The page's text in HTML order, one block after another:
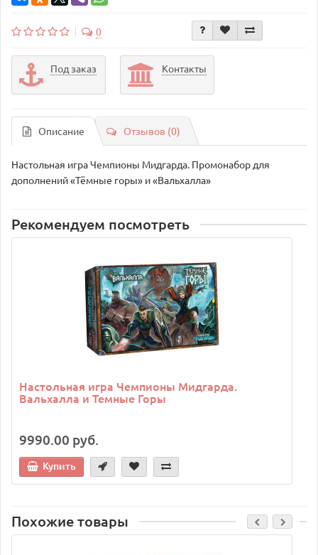
0
Под заказ Контакты
Описание Отзывов (0)
Настольная игра Чемпионы Мидгарда. Промонабор для
дополнений «Тёмные горы» и «Вальхалла»
Рекомендуем посмотреть
Настольная игра Чемпионы Мидгарда.
Вальхалла и Темные Горы
9990.00 руб.
Купить
Похожие товары